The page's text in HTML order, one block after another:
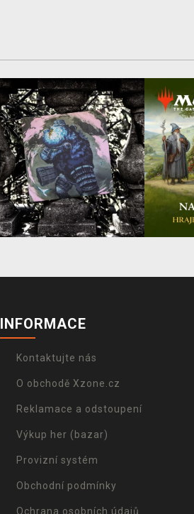
INFORMACE
Kontaktujte nás
O obchodě Xzone.cz
Reklamace a odstoupení
Výkup her (bazar)
Provizní systém
Obchodní podmínky
Ochrana osobních údajů